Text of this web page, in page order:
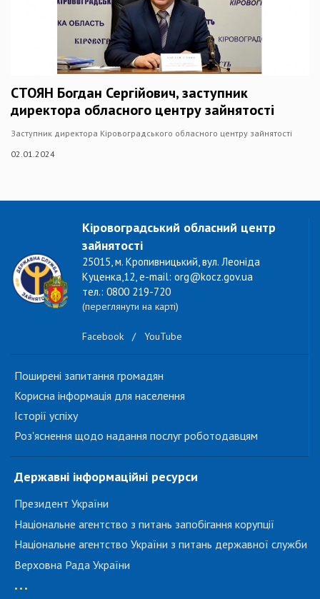
СТОЯН Богдан Сергійович, заступник
директора обласного центру зайнятості
Заступник директора Кіровоградського обласного центру зайнятості
02.01.2024
Кіровоградський обласний центр
зайнятості
25015, м. Кропивницький, вул. Леоніда
Куценка,12, e-mail: org@kocz.gov.ua
тел.: 0800 219-720
(переглянути на карті)
Facebook / YouTube
Поширені запитання громадян
Корисна інформація для населення
Історії успіху
Роз'яснення щодо надання послуг роботодавцям
Державні інформаційні ресурси
Президент України
Національне агентство з питань запобігання корупції
Національне агентство України з питань державної служби
Верховна Рада України
...